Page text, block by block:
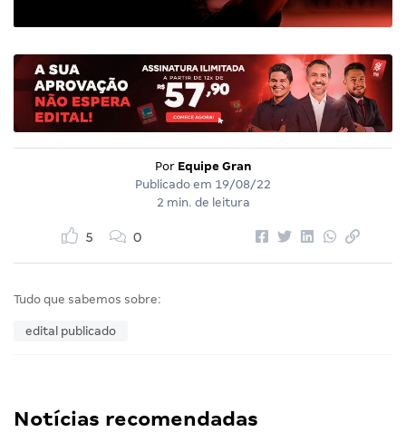
Por Equipe Gran
Publicado em 19/08/22
2 min. de leitura
5 0
Tudo que sabemos sobre:
edital publicado
Notícias recomendadas